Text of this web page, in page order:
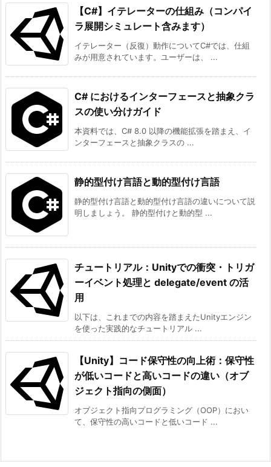
【C#】イテレーターの仕組み（コンパイ
ラ展開シミュレート含みます）
イテレーター（反復）動作についてC#では、仕組
みが用意されています。ユーザーは、 ...
C# におけるインターフェースと抽象クラ
スの使い分けガイド
本資料では、C# 8.0 以降の機能拡張を踏まえ、イ
ンターフェースと抽象クラスの ...
静的型付け言語と動的型付け言語
静的型付け言語と動的型付け言語の違いについて説
明しましょう。 静的型付けと動的型 ...
チュートリアル：Unityでの衝突・トリガ
ーイベント処理と delegate/event の活
用
以下は、これまでの内容を踏まえたUnityエンジン
を使った実践的なチュートリアル ...
【Unity】コード保守性の向上術：保守性
が低いコードと高いコードの違い（オブ
ジェクト指向の側面）
オブジェクト指向プログラミング（OOP）におい
て、保守性の高いコードと低いコード ...